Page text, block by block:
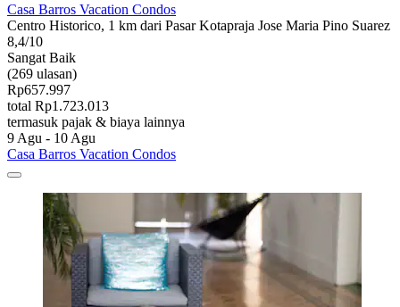
Casa Barros Vacation Condos
Centro Historico, 1 km dari Pasar Kotapraja Jose Maria Pino Suarez
8,4/10
Sangat Baik
(269 ulasan)
Rp657.997
total Rp1.723.013
termasuk pajak & biaya lainnya
9 Agu - 10 Agu
Casa Barros Vacation Condos